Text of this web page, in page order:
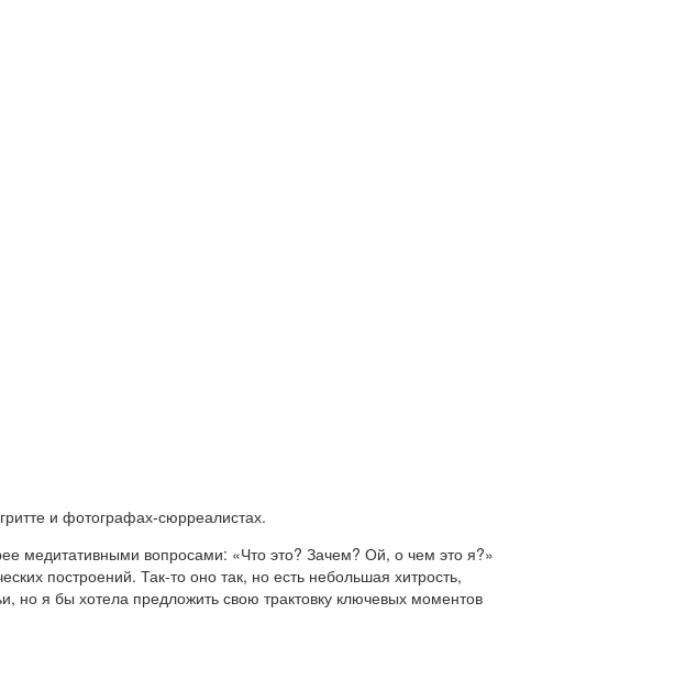
и фотографах-сюрреалистах.
медитативными вопросами: «Что это? Зачем? Ой, о чем это я?»
построений. Так-то оно так, но есть небольшая хитрость,
но я бы хотела предложить свою трактовку ключевых моментов